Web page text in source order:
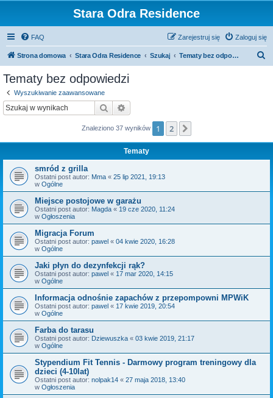
Stara Odra Residence
FAQ Zaloguj się
Zarejestruj się
Strona domowa Stara Odra Residence Szukaj Tematy bez odpowiedzi
Tematy bez odpowiedzi
Wyszukiwanie zaawansowane
Szukaj
Znaleziono 37 wyników 1 2
Tematy
smród z grilla
Ostatni post autor: Mma « 25 lip 2021, 19:13
w Ogólne
Miejsce postojowe w garażu
Ostatni post autor: Magda « 19 cze 2020, 11:24
w Ogłoszenia
Migracja Forum
Ostatni post autor: pawel « 04 kwie 2020, 16:28
w Ogólne
Jaki płyn do dezynfekcji rąk?
Ostatni post autor: pawel « 17 mar 2020, 14:15
w Ogólne
Informacja odnośnie zapachów z przepompowni MPWiK
Ostatni post autor: pawel « 17 kwie 2019, 20:54
w Ogólne
Farba do tarasu
Ostatni post autor: Dziewuszka « 03 kwie 2019, 21:17
w Ogólne
Stypendium Fit Tennis - Darmowy program treningowy dla
dzieci (4-10lat)
Ostatni post autor: nolpak14 « 27 maja 2018, 13:40
w Ogłoszenia